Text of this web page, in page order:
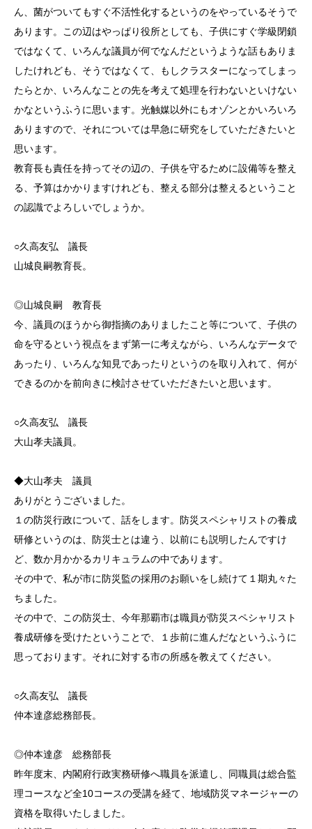
ん、菌がついてもすぐ不活性化するというのをやっているそうで
あります。この辺はやっぱり役所としても、子供にすぐ学級閉鎖
ではなくて、いろんな議員が何でなんだというような話もありま
したけれども、そうではなくて、もしクラスターになってしまっ
たらとか、いろんなことの先を考えて処理を行わないといけない
かなというふうに思います。光触媒以外にもオゾンとかいろいろ
ありますので、それについては早急に研究をしていただきたいと
思います。
教育長も責任を持ってその辺の、子供を守るために設備等を整え
る、予算はかかりますけれども、整える部分は整えるということ
の認識でよろしいでしょうか。
○久高友弘 議長
山城良嗣教育長。
◎山城良嗣 教育長
今、議員のほうから御指摘のありましたこと等について、子供の
命を守るという視点をまず第一に考えながら、いろんなデータで
あったり、いろんな知見であったりというのを取り入れて、何が
できるのかを前向きに検討させていただきたいと思います。
○久高友弘 議長
大山孝夫議員。
◆大山孝夫 議員
ありがとうございました。
１の防災行政について、話をします。防災スペシャリストの養成
研修というのは、防災士とは違う、以前にも説明したんですけ
ど、数か月かかるカリキュラムの中であります。
その中で、私が市に防災監の採用のお願いをし続けて１期丸々た
ちました。
その中で、この防災士、今年那覇市は職員が防災スペシャリスト
養成研修を受けたということで、１歩前に進んだなというふうに
思っております。それに対する市の所感を教えてください。
○久高友弘 議長
仲本達彦総務部長。
◎仲本達彦 総務部長
昨年度末、内閣府行政実務研修へ職員を派遣し、同職員は総合監
理コースなど全10コースの受講を経て、地域防災マネージャーの
資格を取得いたしました。